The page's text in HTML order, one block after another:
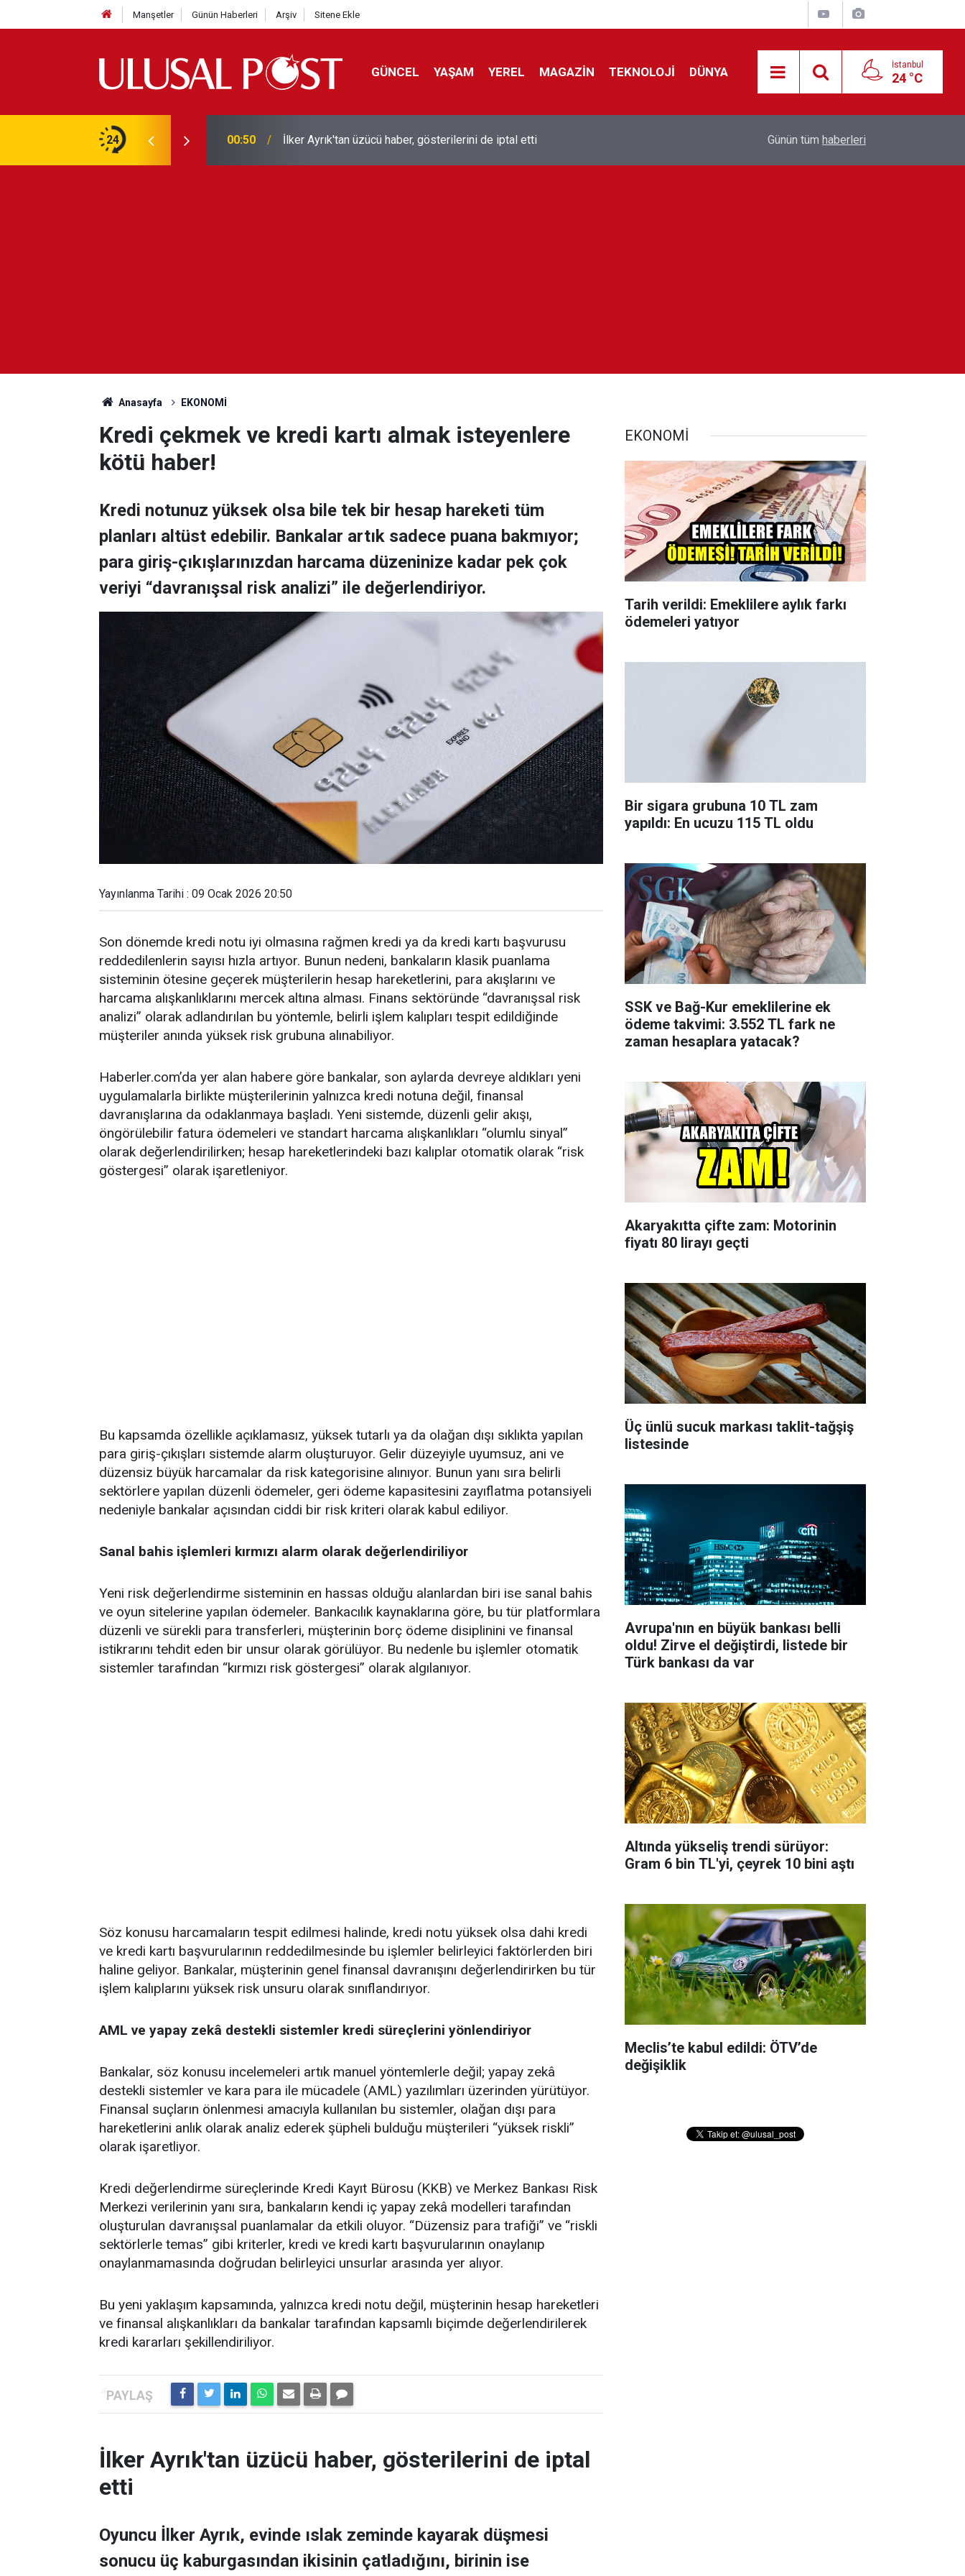
Manşetler Günün Haberleri Arşiv Sitene Ekle
GÜNCEL YAŞAM YEREL MAGAZİN TEKNOLOJİ DÜNYA İstanbul
24 °C
24 00:39
Liverpool efsanesi Mısırlı yıldız Mohamed Salah Trabzonspor ile anlaştı!
Yarın geliyor
Feridun Düzağaç sahnelere ara verdi: ''En az
Günün tüm haberleri
Anasayfa EKONOMİ
Kredi çekmek ve kredi kartı almak isteyenlere
kötü haber!
Kredi notunuz yüksek olsa bile tek bir hesap hareketi tüm
planları altüst edebilir. Bankalar artık sadece puana bakmıyor;
para giriş-çıkışlarınızdan harcama düzeninize kadar pek çok
veriyi “davranışsal risk analizi” ile değerlendiriyor.
Yayınlanma Tarihi : 09 Ocak 2026 20:50
Son dönemde kredi notu iyi olmasına rağmen kredi ya da kredi kartı başvurusu
reddedilenlerin sayısı hızla artıyor. Bunun nedeni, bankaların klasik puanlama
sisteminin ötesine geçerek müşterilerin hesap hareketlerini, para akışlarını ve
harcama alışkanlıklarını mercek altına alması. Finans sektöründe “davranışsal risk
analizi” olarak adlandırılan bu yöntemle, belirli işlem kalıpları tespit edildiğinde
müşteriler anında yüksek risk grubuna alınabiliyor.
Haberler.com’da yer alan habere göre bankalar, son aylarda devreye aldıkları yeni
uygulamalarla birlikte müşterilerinin yalnızca kredi notuna değil, finansal
davranışlarına da odaklanmaya başladı. Yeni sistemde, düzenli gelir akışı,
öngörülebilir fatura ödemeleri ve standart harcama alışkanlıkları “olumlu sinyal”
olarak değerlendirilirken; hesap hareketlerindeki bazı kalıplar otomatik olarak “risk
göstergesi” olarak işaretleniyor.
Bu kapsamda özellikle açıklamasız, yüksek tutarlı ya da olağan dışı sıklıkta yapılan
para giriş-çıkışları sistemde alarm oluşturuyor. Gelir düzeyiyle uyumsuz, ani ve
düzensiz büyük harcamalar da risk kategorisine alınıyor. Bunun yanı sıra belirli
sektörlere yapılan düzenli ödemeler, geri ödeme kapasitesini zayıflatma potansiyeli
nedeniyle bankalar açısından ciddi bir risk kriteri olarak kabul ediliyor.
Sanal bahis işlemleri kırmızı alarm olarak değerlendiriliyor
Yeni risk değerlendirme sisteminin en hassas olduğu alanlardan biri ise sanal bahis
ve oyun sitelerine yapılan ödemeler. Bankacılık kaynaklarına göre, bu tür platformlara
düzenli ve sürekli para transferleri, müşterinin borç ödeme disiplinini ve finansal
istikrarını tehdit eden bir unsur olarak görülüyor. Bu nedenle bu işlemler otomatik
sistemler tarafından “kırmızı risk göstergesi” olarak algılanıyor.
Söz konusu harcamaların tespit edilmesi halinde, kredi notu yüksek olsa dahi kredi
ve kredi kartı başvurularının reddedilmesinde bu işlemler belirleyici faktörlerden biri
haline geliyor. Bankalar, müşterinin genel finansal davranışını değerlendirirken bu tür
işlem kalıplarını yüksek risk unsuru olarak sınıflandırıyor.
AML ve yapay zekâ destekli sistemler kredi süreçlerini yönlendiriyor
Bankalar, söz konusu incelemeleri artık manuel yöntemlerle değil; yapay zekâ
destekli sistemler ve kara para ile mücadele (AML) yazılımları üzerinden yürütüyor.
Finansal suçların önlenmesi amacıyla kullanılan bu sistemler, olağan dışı para
hareketlerini anlık olarak analiz ederek şüpheli bulduğu müşterileri “yüksek riskli”
olarak işaretliyor.
Kredi değerlendirme süreçlerinde Kredi Kayıt Bürosu (KKB) ve Merkez Bankası Risk
Merkezi verilerinin yanı sıra, bankaların kendi iç yapay zekâ modelleri tarafından
oluşturulan davranışsal puanlamalar da etkili oluyor. “Düzensiz para trafiği” ve “riskli
sektörlerle temas” gibi kriterler, kredi ve kredi kartı başvurularının onaylanıp
onaylanmamasında doğrudan belirleyici unsurlar arasında yer alıyor.
Bu yeni yaklaşım kapsamında, yalnızca kredi notu değil, müşterinin hesap hareketleri
ve finansal alışkanlıkları da bankalar tarafından kapsamlı biçimde değerlendirilerek
kredi kararları şekillendiriliyor.
İlker Ayrık'tan üzücü haber, gösterilerini de iptal
etti
Oyuncu İlker Ayrık, evinde ıslak zeminde kayarak düşmesi
sonucu üç kaburgasından ikisinin çatladığını, birinin ise
EKONOMİ
Tarih verildi: Emeklilere aylık farkı
ödemeleri yatıyor
Bir sigara grubuna 10 TL zam
yapıldı: En ucuzu 115 TL oldu
SSK ve Bağ-Kur emeklilerine ek
ödeme takvimi: 3.552 TL fark ne
zaman hesaplara yatacak?
Akaryakıtta çifte zam: Motorinin
fiyatı 80 lirayı geçti
Üç ünlü sucuk markası taklit-tağşiş
listesinde
Avrupa'nın en büyük bankası belli
oldu! Zirve el değiştirdi, listede bir
Türk bankası da var
Altında yükseliş trendi sürüyor:
Gram 6 bin TL'yi, çeyrek 10 bini aştı
Meclis’te kabul edildi: ÖTV’de
değişiklik